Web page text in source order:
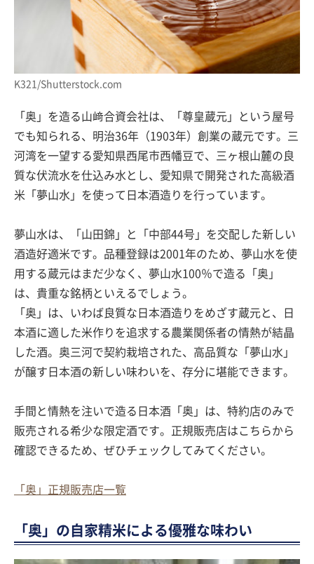
K321/Shutterstock.com
「奥」を造る山﨑合資会社は、「尊皇蔵元」という屋号
でも知られる、明治36年（1903年）創業の蔵元です。三
河湾を一望する愛知県西尾市西幡豆で、三ヶ根山麓の良
質な伏流水を仕込み水とし、愛知県で開発された高級酒
米「夢山水」を使って日本酒造りを行っています。
夢山水は、「山田錦」と「中部44号」を交配した新しい
酒造好適米です。品種登録は2001年のため、夢山水を使
用する蔵元はまだ少なく、夢山水100％で造る「奥」
は、貴重な銘柄といえるでしょう。
「奥」は、いわば良質な日本酒造りをめざす蔵元と、日
本酒に適した米作りを追求する農業関係者の情熱が結晶
した酒。奥三河で契約栽培された、高品質な「夢山水」
が醸す日本酒の新しい味わいを、存分に堪能できます。
手間と情熱を注いで造る日本酒「奥」は、特約店のみで
販売される希少な限定酒です。正規販売店はこちらから
確認できるため、ぜひチェックしてみてください。
「奥」正規販売店一覧
「奥」の自家精米による優雅な味わい